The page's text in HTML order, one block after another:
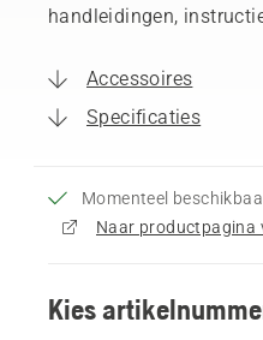
handleidingen,
Accessoires
Specificaties
Momenteel
Kies